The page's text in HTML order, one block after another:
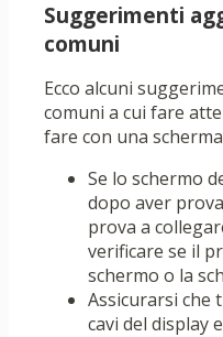
Suggerimenti
comuni
Ecco alcuni
comuni a cui fare
fare con una
Se lo schermo
dopo aver
prova a
verificare se il
schermo o la
Assicurarsi che
cavi del display